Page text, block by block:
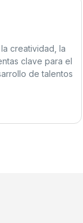
creatividad, la
clave para el
de talentos